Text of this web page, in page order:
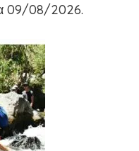
09/08/2026.